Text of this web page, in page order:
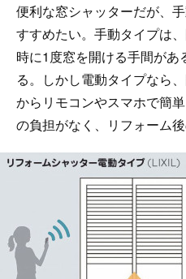
便利な窓シャッターだが、
すすめたい。手動タイプは
時に1度窓を開ける手間があ
る。しかし電動タイプなら
からリモコンやスマホで簡
の負担がなく、リフォーム後